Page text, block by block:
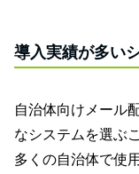
導入実績が多い
自治体向けメール
なシステムを選ぶ
多くの自治体で使